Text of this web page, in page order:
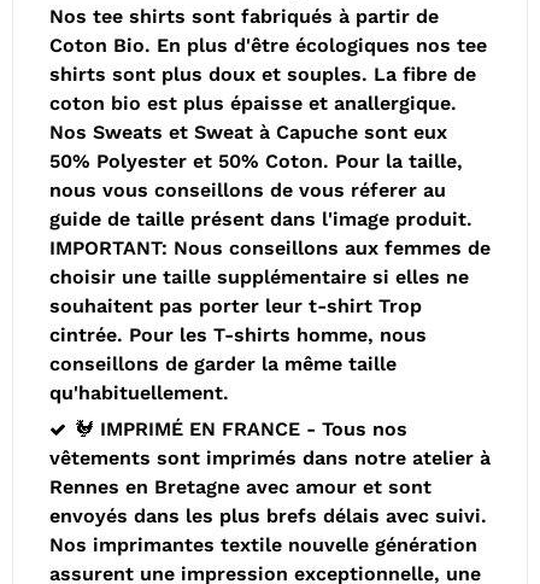
Nos tee shirts sont fabriqués à partir de
Coton Bio. En plus d'être écologiques nos tee
shirts sont plus doux et souples. La fibre de
coton bio est plus épaisse et anallergique.
Nos Sweats et Sweat à Capuche sont eux
50% Polyester et 50% Coton. Pour la taille,
nous vous conseillons de vous réferer au
guide de taille présent dans l'image produit.
IMPORTANT: Nous conseillons aux femmes de
choisir une taille supplémentaire si elles ne
souhaitent pas porter leur t-shirt Trop
cintrée. Pour les T-shirts homme, nous
conseillons de garder la même taille
qu'habituellement.
🐓 IMPRIMÉ EN FRANCE - Tous nos
vêtements sont imprimés dans notre atelier à
Rennes en Bretagne avec amour et sont
envoyés dans les plus brefs délais avec suivi.
Nos imprimantes textile nouvelle génération
assurent une impression exceptionnelle, une